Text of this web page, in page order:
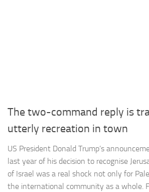
The two-command reply is
utterly recreation in town
US President Donald Trump’s
last year of his decision to recognise
of Israel was a real shock not only for
the international community as a whole.